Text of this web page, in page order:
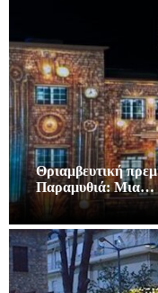
Θριαμβευτική
Παραμυθιά: Μια…